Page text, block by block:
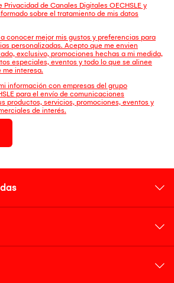
Privacidad de Canales Digitales OECHSLE y
sobre el tratamiento de mis datos
a conocer mejor mis gustos y preferencias para
personalizadas. Acepto que me envien
exclusivo, promociones hechas a mi medida,
especiales, eventos y todo lo que se alinee
me interesa.
información con empresas del grupo
para el envío de comunicaciones
productos, servicios, promociones, eventos y
de interés.